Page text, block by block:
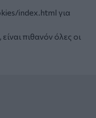
index.html για
πιθανόν όλες οι